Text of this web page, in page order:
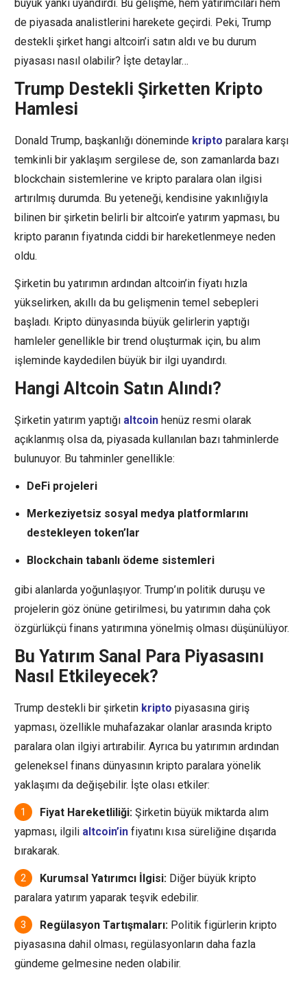
büyük yankı uyandırdı. Bu gelişme, hem yatırımcıları hem
de piyasada analistlerini harekete geçirdi. Peki, Trump
destekli şirket hangi altcoin’i satın aldı ve bu durum
piyasası nasıl olabilir? İşte detaylar…
Trump Destekli Şirketten Kripto
Hamlesi
Donald Trump, başkanlığı döneminde kripto paralara karşı
temkinli bir yaklaşım sergilese de, son zamanlarda bazı
blockchain sistemlerine ve kripto paralara olan ilgisi
artırılmış durumda. Bu yeteneği, kendisine yakınlığıyla
bilinen bir şirketin belirli bir altcoin’e yatırım yapması, bu
kripto paranın fiyatında ciddi bir hareketlenmeye neden
oldu.
Şirketin bu yatırımın ardından altcoin’in fiyatı hızla
yükselirken, akıllı da bu gelişmenin temel sebepleri
başladı. Kripto dünyasında büyük gelirlerin yaptığı
hamleler genellikle bir trend oluşturmak için, bu alım
işleminde kaydedilen büyük bir ilgi uyandırdı.
Hangi Altcoin Satın Alındı?
Şirketin yatırım yaptığı altcoin henüz resmi olarak
açıklanmış olsa da, piyasada kullanılan bazı tahminlerde
bulunuyor. Bu tahminler genellikle:
DeFi projeleri
Merkeziyetsiz sosyal medya platformlarını
destekleyen token’lar
Blockchain tabanlı ödeme sistemleri
gibi alanlarda yoğunlaşıyor. Trump’ın politik duruşu ve
projelerin göz önüne getirilmesi, bu yatırımın daha çok
özgürlükçü finans yatırımına yönelmiş olması düşünülüyor.
Bu Yatırım Sanal Para Piyasasını
Nasıl Etkileyecek?
Trump destekli bir şirketin kripto piyasasına giriş
yapması, özellikle muhafazakar olanlar arasında kripto
paralara olan ilgiyi artırabilir. Ayrıca bu yatırımın ardından
geleneksel finans dünyasının kripto paralara yönelik
yaklaşımı da değişebilir. İşte olası etkiler:
Fiyat Hareketliliği: Şirketin büyük miktarda alım
yapması, ilgili altcoin’in fiyatını kısa süreliğine dışarıda
bırakarak.
Kurumsal Yatırımcı İlgisi: Diğer büyük kripto
paralara yatırım yaparak teşvik edebilir.
Regülasyon Tartışmaları: Politik figürlerin kripto
piyasasına dahil olması, regülasyonların daha fazla
gündeme gelmesine neden olabilir.